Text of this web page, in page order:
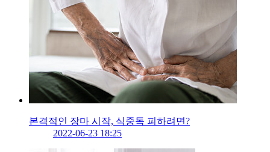
본격적인 장마 시작, 식중독 피하려면?
2022-06-23 18:25